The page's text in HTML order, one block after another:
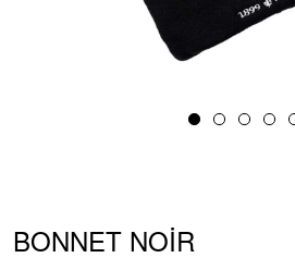
BONNET NOIR